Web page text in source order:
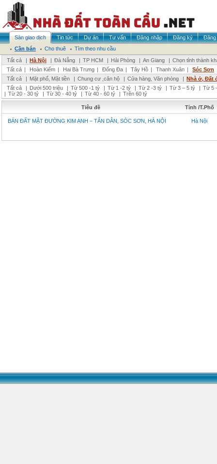
Sàn giao dịch Tin tức Dự án Tư vấn Đăng nhập Đăng ký
Đăng
Cần bán
Cho thuê
Tìm theo nhu cầu
Tất cả
| Hà Nội | Đà Nẵng | TP HCM | Hải Phòng | An Giang | Chọn tỉnh thành
Tất cả | Hoàn Kiếm | Hai Bà Trưng | Đống Đa | Tây Hồ | Thanh Xuân | Sóc Sơn
Tất cả
| Mặt phố, Mặt tiền | Chung cư ,căn hộ | Cửa hàng, Văn phòng | Nhà ở, Đất
Tất cả
| Dưới 500 triệu | Từ 500 -1 tỷ | Từ 1 -2 tỷ | Từ 2 -3 tỷ | Từ 3 – 5 tỷ | Từ 5
| Từ 20 - 30 tỷ | Từ 30 - 40 tỷ | Từ 40 - 60 tỷ | Trên 60 tỷ
Tiêu đề Tỉnh /T.Phố
BÁN ĐẤT MẶT ĐƯỜNG KIM ANH – TÂN DÂN, SÓC SƠN, HÀ NỘI Hà Nội